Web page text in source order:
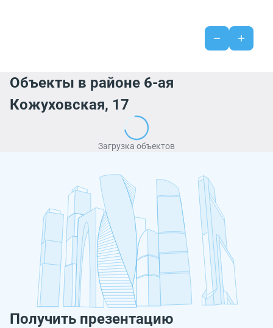
Объекты в районе 6-ая
Кожуховская, 17
Загрузка объектов
Получить презентацию